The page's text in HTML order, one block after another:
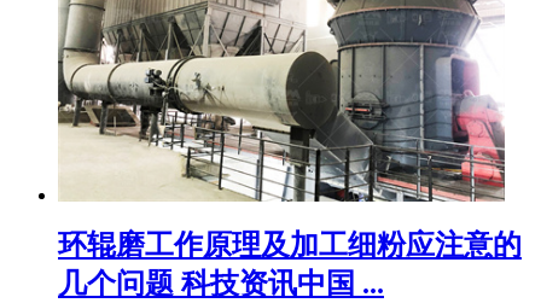
环辊磨工作原理及加工细粉应注意的
几个问题 科技资讯中国 ...